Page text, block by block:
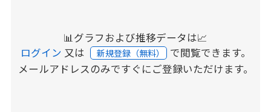
📊グラフおよび推移データは📈
ログイン 又は 新規登録（無料） で閲覧できます。
メールアドレスのみですぐにご登録いただけます。